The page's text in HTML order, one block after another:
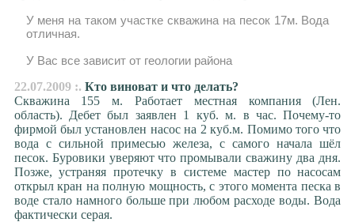
У меня на таком участке скважина на песок 17м. Вода
отличная.
У Вас все зависит от геологии района
22.07.2009 :. Кто виноват и что делать?
Скважина 155 м. Работает местная компания (Лен.
область). Дебет был заявлен 1 куб. м. в час. Почему-то
фирмой был установлен насос на 2 куб.м. Помимо того что
вода с сильной примесью железа, с самого начала шёл
песок. Буровики уверяют что промывали сважину два дня.
Позже, устраняя протечку в системе мастер по насосам
открыл кран на полную мощность, с этого момента песка в
воде стало намного больше при любом расходе воды. Вода
фактически серая.